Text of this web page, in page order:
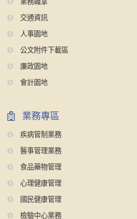
業務職掌
交通資訊
人事園地
公文附件下載區
廉政園地
會計園地
業務專區
疾病管制業務
醫事管理業務
食品藥物管理
心理健康管理
國民健康管理
檢驗中心業務